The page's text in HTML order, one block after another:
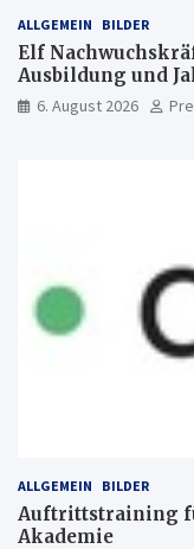
ALLGEMEIN BILDER
Elf
Ausbildung und
6. August 2026
ALLGEMEIN BILDER
Auftrittstraining
Akademie